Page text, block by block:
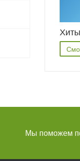
Мы поможем